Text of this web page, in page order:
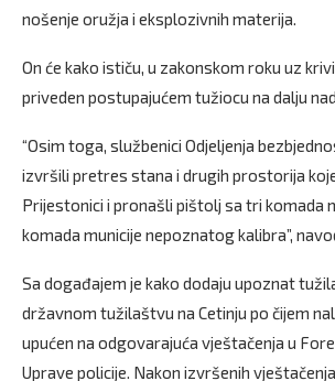
nošenje oružja i eksplozivnih materija.
On će kako ističu, u zakonskom roku uz
priveden postupajućem tužiocu na dalju
“Osim toga, službenici Odjeljenja
izvršili pretres stana i drugih prostorija
Prijestonici i pronašli pištolj sa tri komada
komada municije nepoznatog kalibra”,
Sa događajem je kako dodaju upoznat
državnom tužilaštvu na Cetinju po čijem
upućen na odgovarajuća vještačenja u
Uprave policije. Nakon izvršenih